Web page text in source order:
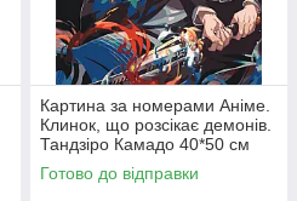
Картина за номерами Аніме.
Клинок, що розсікає демонів.
Тандзіро Камадо 40*50 см
Орігамі LW 30770
Готово до відправки